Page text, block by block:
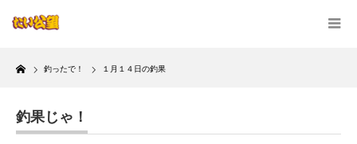
Home
釣ったで！ １月１４日の釣果
釣果じゃ！